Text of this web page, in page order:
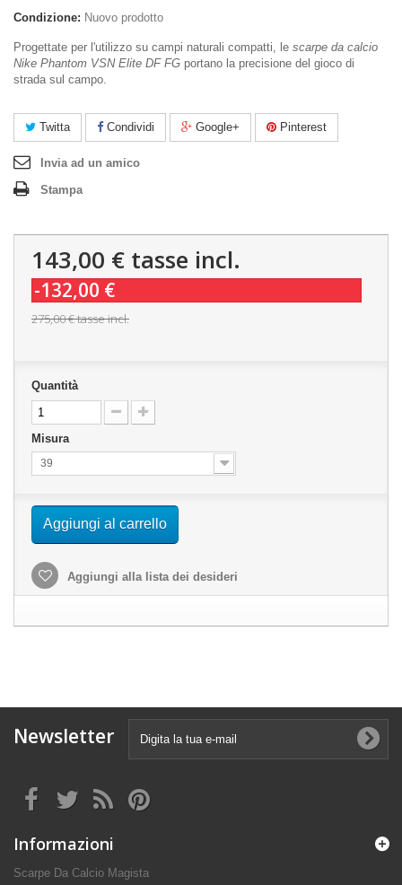
Condizione: Nuovo prodotto
Progettate per l'utilizzo su campi naturali compatti, le scarpe da calcio
Nike Phantom VSN Elite DF FG portano la precisione del gioco di
strada sul campo.
Twitta Condividi Google+ Pinterest
Invia ad un amico
Stampa
143,00 € tasse incl.
-132,00 €
275,00 €tasse incl.
Quantità
Misura
39
Aggiungi al carrello
Aggiungi alla lista dei desideri
Newsletter
Informazioni
Scarpe Da Calcio Magista